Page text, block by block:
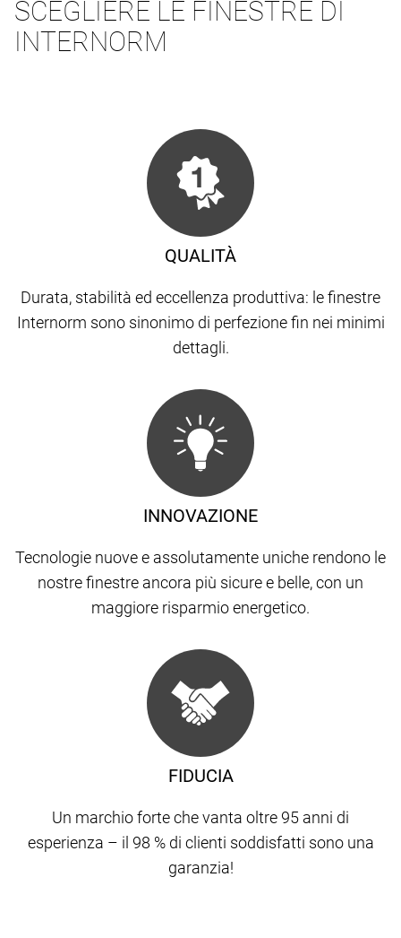
SCEGLIERE LE FINESTRE DI
INTERNORM
QUALITÀ
Durata, stabilità ed eccellenza produttiva: le finestre
Internorm sono sinonimo di perfezione fin nei minimi
dettagli.
FIDUCIA
Un marchio forte che vanta oltre 95 anni di
esperienza – il 98 % di clienti soddisfatti sono una
garanzia!
INNOVAZIONE
Tecnologie nuove e assolutamente uniche rendono le
nostre finestre ancora più sicure e belle, con un
maggiore risparmio energetico.